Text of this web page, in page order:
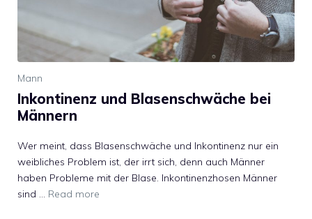
Mann
Inkontinenz und Blasenschwäche bei
Männern
Wer meint, dass Blasenschwäche und Inkontinenz nur ein
weibliches Problem ist, der irrt sich, denn auch Männer
haben Probleme mit der Blase. Inkontinenzhosen Männer
sind … Read more